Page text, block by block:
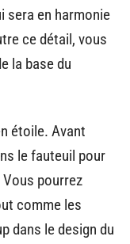
sera en harmonie
ce détail, vous
la base du
étoile. Avant
le fauteuil pour
pourrez
comme les
dans le design du